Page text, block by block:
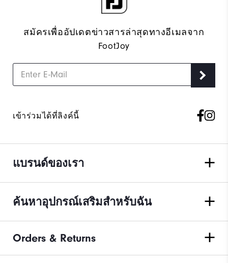
สมัครเพื่ออัปเดตข่าวสารล่าสุดทางอีเมลจาก
FootJoy
เข้าร่วมได้ที่ลิงค์นี้
แบรนด์ของเรา
ค้นหาอุปกรณ์เสริมสำหรับฉัน
Orders & Returns